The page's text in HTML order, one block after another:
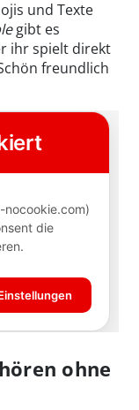
und Texte
gibt es
ihr spielt direkt
freundlich
ohne